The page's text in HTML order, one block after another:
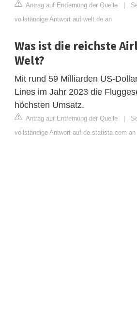
Antrag auf Entfernung der Quelle |
vollständige Antwort auf welt.de an
Was ist die reichste
Welt?
Mit rund 59 Milliarden US-
Lines im Jahr 2023 die
höchsten Umsatz.
Antrag auf Entfernung der Quelle |
vollständige Antwort auf de.statista.com an